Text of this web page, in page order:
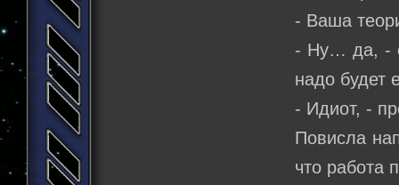
- Ваша
- Ну… да, -
надо будет
- Идиот, -
Повисла
что работа